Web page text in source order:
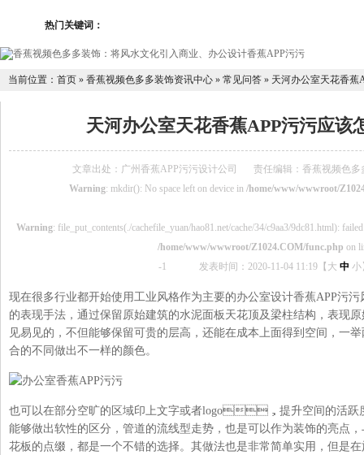
香蕉黄色影院设计团队
热门关键词：
当前位置： 首页 » 香蕉视频色多多装饰资讯中心 » 常见问答 » 天河办公室天花香蕉
天河办公室天花香蕉APP污污应该怎
文章出处：广州香蕉APP污污设计公司
责任编辑：香蕉视频色
Warning: mkdir(): No space left on device in /home/www/wwwroot/
Warning: file_put_contents(./cachefile_yuan/hao81.net/cache/34/c9aa3/9dc81.html):
/home/www/wwwroot/Z1024.COM/func.php on
-1
发表时间：2020-11-04 11:19【 大 中 小
现在很多行业都开始使用工业风格作为主要的办公室设计香蕉APP污污
的表现手法，通过保留原始建筑的水泥面板天花顶及梁柱结构，表现
见易见的，不但能够保留可贵的层高，还能在成本上面得到空间，
合的不同做出不一样的颜色。
也可以在部分空旷的区域印上文字或者logo，提升空间的活跃度
能够做出软性的区分，管道的流线型走势，也是可以作为装饰的亮点
花板的点缀，都是一个不错的选择。其做法也是非常简单实用，但是